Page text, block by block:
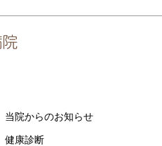
当院からのお知らせ
健康診断